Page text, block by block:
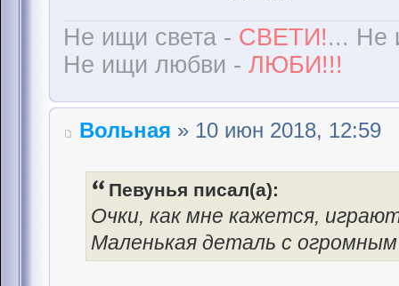
Не ищи света - СВЕТИ!... Не
Не ищи любви - ЛЮБИ!!!
Вольная » 10 июн 2018, 12:59
Певунья писал(а):
Очки, как мне кажется,
Маленькая деталь с